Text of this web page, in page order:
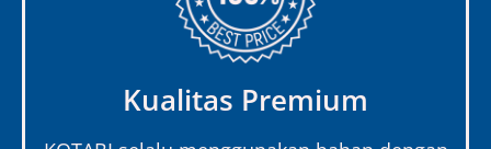
Kualitas Premium